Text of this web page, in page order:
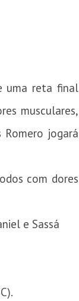
uma reta final
musculares,
Romero jogará
com dores
e Sassá